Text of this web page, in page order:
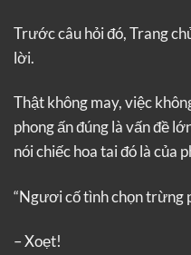
Trước câu hỏi đó, Trang
lời.
Thật không may, việc
phong ấn đúng là vấn đề
nói chiếc hoa tai đó là của
“Ngươi cố tình chọn trừng
– Xoẹt!